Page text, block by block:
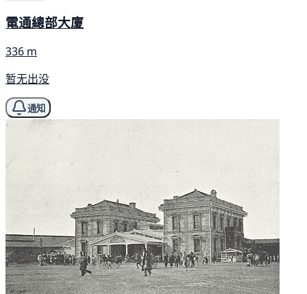
電通總部大廈
336 m
暂无出没
通知